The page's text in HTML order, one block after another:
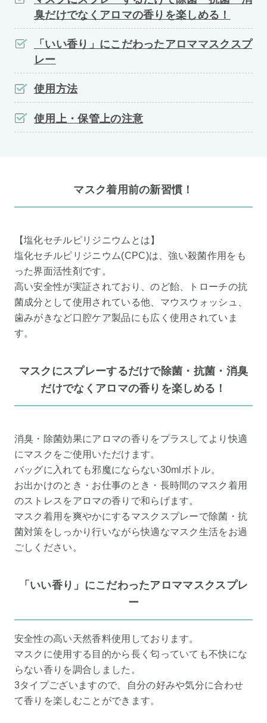
臭だけでなくアロマの香りを楽しめる！
「いい香り」にこだわったアロママスクスプ
レー
使用方法
使用上・保管上の注意
マスク着用前の新習慣！
【塩化セチルピリジニウムとは】
塩化セチルピリジニウム(CPC)は、強い殺菌作用をも
った界面活性剤です。
高い安全性が実証されており、のど飴、トローチの抗
菌成分として使用されている他、マウスウォッシュ、
歯みがきなど口腔ケア製品にも広く使用されていま
す。
マスクにスプレーするだけで除菌・抗菌・消臭
だけでなくアロマの香りを楽しめる！
消臭・除菌効果にアロマの香りをプラスしてより快適
にマスクをご使用いただけます。
バッグに入れても邪魔にならない30mlボトル。
お出かけのとき・お仕事のとき・長時間のマスク着用
のストレスをアロマの香りで和らげます。
マスク着用を爽やかにするマスクスプレーで除菌・抗
菌対策をしっかり行いながら快適なマスク生活をお過
ごしください。
「いい香り」にこだわったアロママスクスプレ
ー
安全性の高い天然香料使用しております。
マスクに使用する目的から長く匂っていても不快にな
らない香りを調合しました。
3タイプございますので、自分の好みや気分に合わせ
て香りを楽しむことができます。